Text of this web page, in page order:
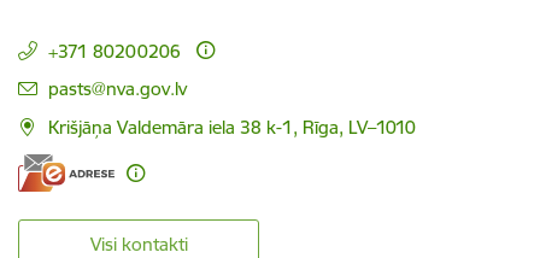
+371 80200206
E-pasts:
pasts@nva.gov.lv
Krišjāņa Valdemāra iela 38 k-1, Rīga, LV–1010
Visi kontakti